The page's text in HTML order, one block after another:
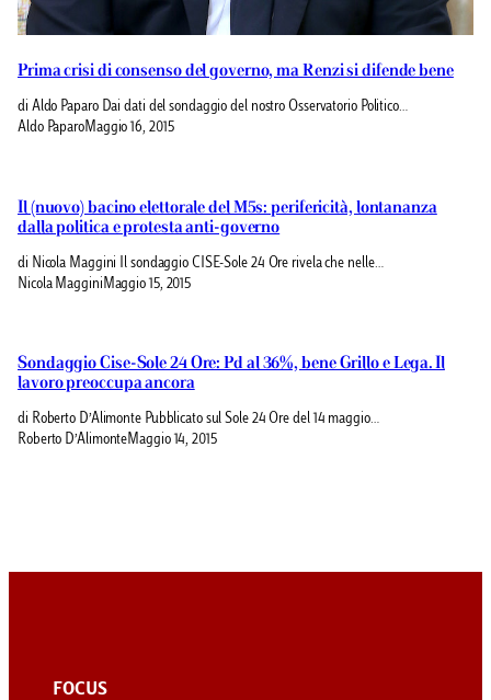
Prima crisi di consenso del governo, ma Renzi si difende bene
di Aldo Paparo Dai dati del sondaggio del nostro Osservatorio Politico…
Aldo PaparoMaggio 16, 2015
Il (nuovo) bacino elettorale del M5s: perifericità, lontananza
dalla politica e protesta anti-governo
di Nicola Maggini Il sondaggio CISE-Sole 24 Ore rivela che nelle…
Nicola Maggini Maggio 15, 2015
Sondaggio Cise-Sole 24 Ore: Pd al 36%, bene Grillo e Lega. Il
lavoro preoccupa ancora
di Roberto D’Alimonte Pubblicato sul Sole 24 Ore del 14 maggio…
Roberto D’Alimonte Maggio 14, 2015
FOCUS